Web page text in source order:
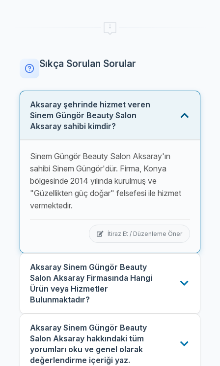
Sıkça Sorulan Sorular
Aksaray şehrinde hizmet veren
Sinem Güngör Beauty Salon
Aksaray sahibi kimdir?
Sinem Güngör Beauty Salon Aksaray'ın
sahibi Sinem Güngör'dür. Firma, Konya
bölgesinde 2014 yılında kurulmuş ve
"Güzellikten güç doğar" felsefesi ile hizmet
vermektedir.
İtiraz Et / Düzenleme Öner
Aksaray Sinem Güngör Beauty
Salon Aksaray Firmasında Hangi
Ürün veya Hizmetler
Bulunmaktadır?
Aksaray Sinem Güngör Beauty
Salon Aksaray hakkındaki tüm
yorumları oku ve genel olarak
değerlendirme içeriği yaz.